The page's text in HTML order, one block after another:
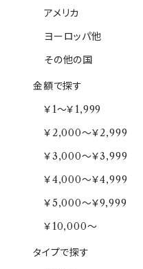
アメリカ
ヨーロッパ他
その他の国
金額で探す
￥1～￥1,999
￥2,000～￥2,999
￥3,000～￥3,999
￥4,000～￥4,999
￥5,000～￥9,999
￥10,000～
タイプで探す